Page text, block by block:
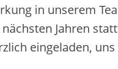
in unserem
nächsten Jahren
eingeladen,